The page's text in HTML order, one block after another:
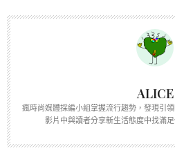
ALICE
瘋時尚媒體採編小組掌握流行趨勢，發現引
影片中與讀者分享新生活態度中找滿